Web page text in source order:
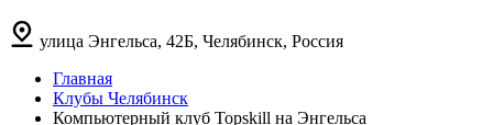
улица Энгельса, 42Б, Челябинск, Россия
Главная
Клубы Челябинск
Компьютерный клуб Topskill на Энгельса